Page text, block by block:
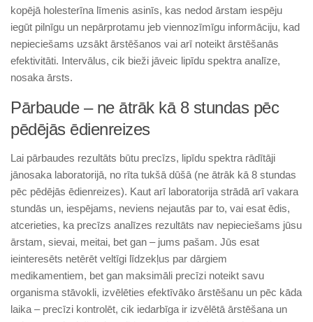
kopējā holesterīna līmenis asinīs, kas nedod ārstam iespēju
iegūt pilnīgu un nepārprotamu jeb viennozīmīgu informāciju, kad
nepieciešams uzsākt ārstēšanos vai arī noteikt ārstēšanās
efektivitāti. Intervālus, cik bieži jāveic lipīdu spektra analīze,
nosaka ārsts.
Pārbaude – ne ātrāk kā 8 stundas pēc
pēdējās ēdienreizes
Lai pārbaudes rezultāts būtu precīzs, lipīdu spektra rādītāji
jānosaka laboratorijā, no rīta tukšā dūšā (ne ātrāk kā 8 stundas
pēc pēdējās ēdienreizes). Kaut arī laboratorija strādā arī vakara
stundās un, iespējams, neviens nejautās par to, vai esat ēdis,
atcerieties, ka precīzs analīzes rezultāts nav nepieciešams jūsu
ārstam, sievai, meitai, bet gan – jums pašam. Jūs esat
ieinteresēts netērēt veltīgi līdzekļus par dārgiem
medikamentiem, bet gan maksimāli precīzi noteikt savu
organisma stāvokli, izvēlēties efektīvāko ārstēšanu un pēc kāda
laika – precīzi kontrolēt, cik iedarbīga ir izvēlētā ārstēšana un